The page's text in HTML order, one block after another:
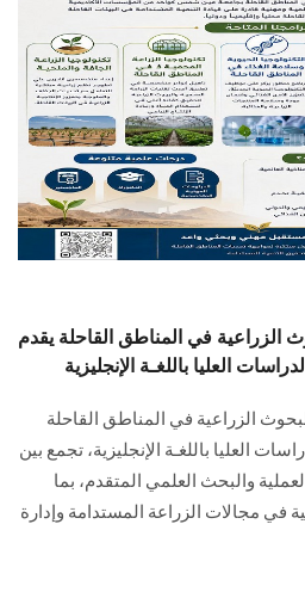
الزراعية في المناطق القاحلة يقدم
العليا باللغـة الإنجليزية
الزراعية في المناطق القاحلة
العليا باللغـة الإنجليزية، تجمع بين
والبحث العلمي المتقدم، بما
في مجالات الزراعة المستدامة وإدارة